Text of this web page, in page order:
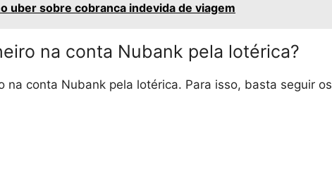
uber sobre cobranca indevida de viagem
na conta Nubank pela lotérica?
na conta Nubank pela lotérica. Para isso, basta seguir os